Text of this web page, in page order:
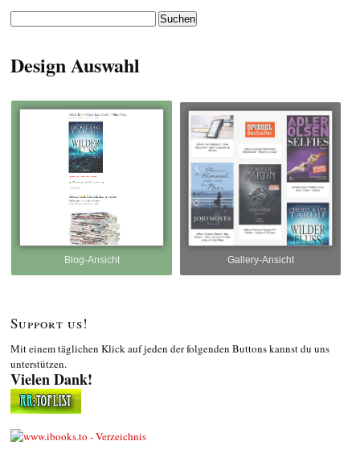
Design Auswahl
Blog-Ansicht Gallery-Ansicht
Support us!
Mit einem täglichen Klick auf jeden der folgenden Buttons kannst du uns
unterstützen.
Vielen Dank!